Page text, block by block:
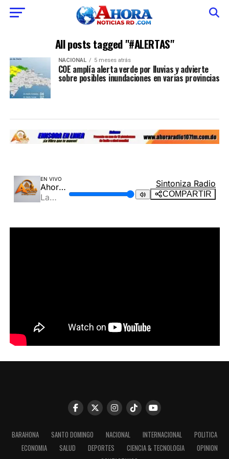
All posts tagged "#ALERTAS"
NACIONAL 5 meses atrás
COE amplía alerta verde por lluvias y advierte
sobre posibles inundaciones en varias provincias
BARAHONA SANTO DOMINGO NACIONAL INTERNACIONAL
POLITICA
ECONOMIA
SALUD DEPORTES CIENCIA & TECNOLOGIA
OPINION